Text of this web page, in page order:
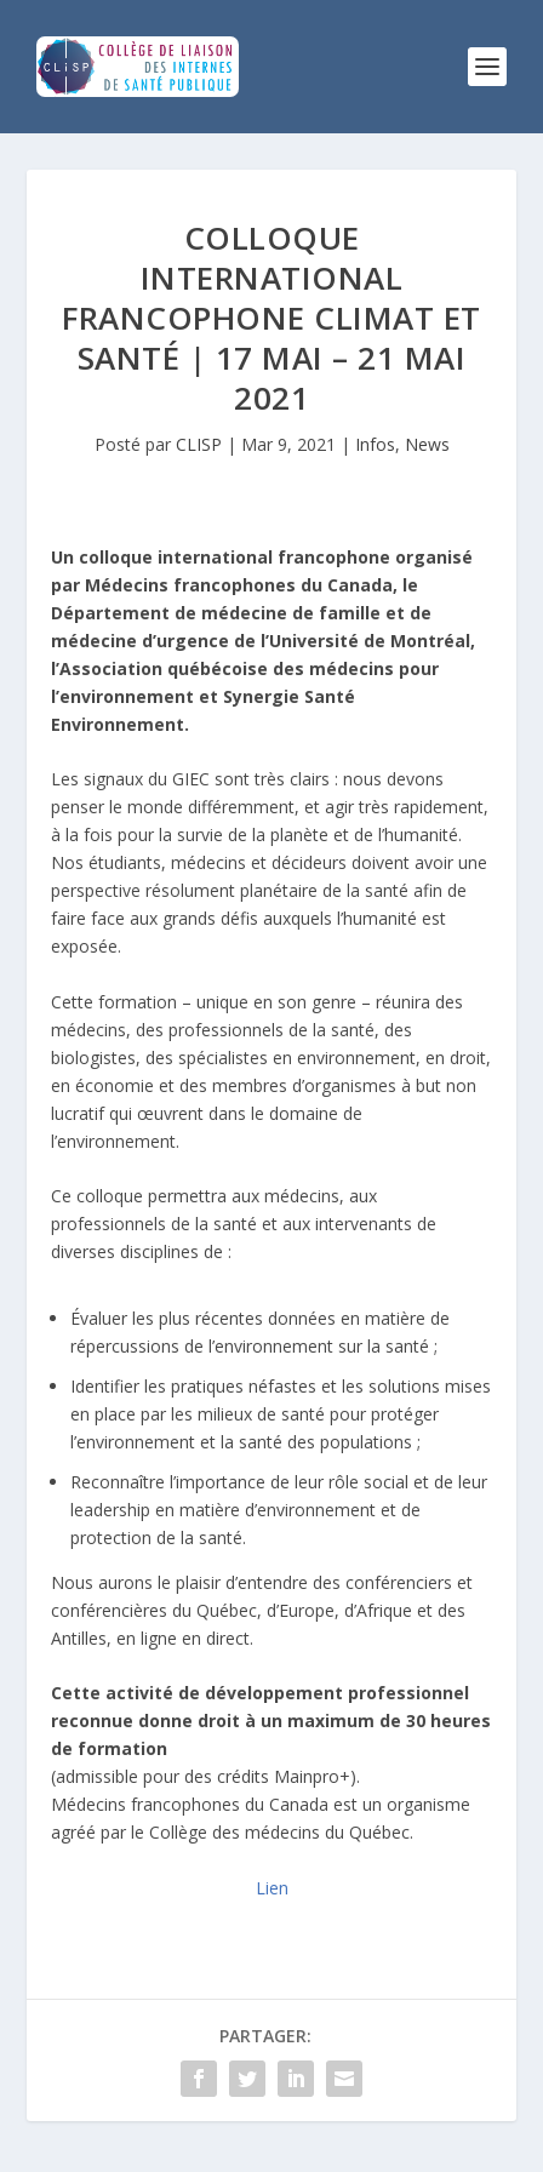
COLLOQUE
INTERNATIONAL
FRANCOPHONE CLIMAT ET
SANTÉ | 17 MAI – 21 MAI
2021
Posté par CLISP | Mar 9, 2021 | Infos, News
Un colloque international francophone organisé
par Médecins francophones du Canada, le
Département de médecine de famille et de
médecine d’urgence de l’Université de Montréal,
l’Association québécoise des médecins pour
l’environnement et Synergie Santé
Environnement.
Les signaux du GIEC sont très clairs : nous devons
penser le monde différemment, et agir très rapidement,
à la fois pour la survie de la planète et de l’humanité.
Nos étudiants, médecins et décideurs doivent avoir une
perspective résolument planétaire de la santé afin de
faire face aux grands défis auxquels l’humanité est
exposée.
Cette formation – unique en son genre – réunira des
médecins, des professionnels de la santé, des
biologistes, des spécialistes en environnement, en droit,
en économie et des membres d’organismes à but non
lucratif qui œuvrent dans le domaine de
l’environnement.
Ce colloque permettra aux médecins, aux
professionnels de la santé et aux intervenants de
diverses disciplines de :
Évaluer les plus récentes données en matière de
répercussions de l’environnement sur la santé ;
Identifier les pratiques néfastes et les solutions mises
en place par les milieux de santé pour protéger
l’environnement et la santé des populations ;
Reconnaître l’importance de leur rôle social et de leur
leadership en matière d’environnement et de
protection de la santé.
Nous aurons le plaisir d’entendre des conférenciers et
conférencières du Québec, d’Europe, d’Afrique et des
Antilles, en ligne en direct.
Cette activité de développement professionnel
reconnue donne droit à un maximum de 30 heures
de formation
(admissible pour des crédits Mainpro+).
Médecins francophones du Canada est un organisme
agréé par le Collège des médecins du Québec.
Lien
PARTAGER: